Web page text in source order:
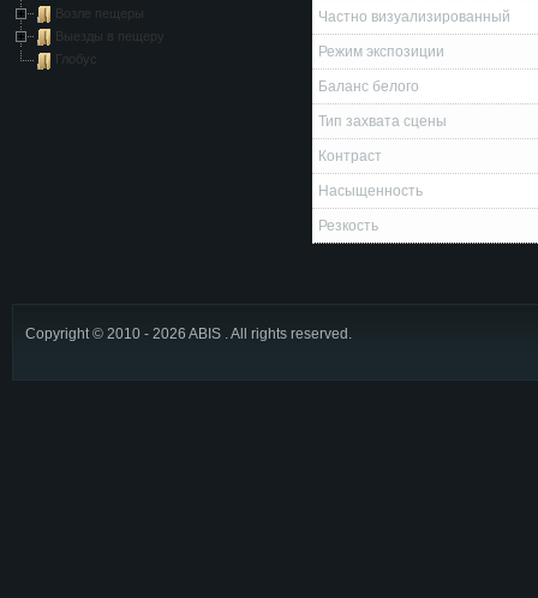
Возле пещеры
Выезды в пещеру
Глобус
Частно визуализированный
Режим экспозиции
Баланс белого
Тип захвата сцены
Контраст
Насыщенность
Резкость
Copyright © 2010 - 2026 ABIS . All rights reserved.